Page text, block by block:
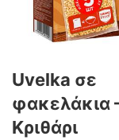
Uvelka σε
φακελάκια
Κριθάρι